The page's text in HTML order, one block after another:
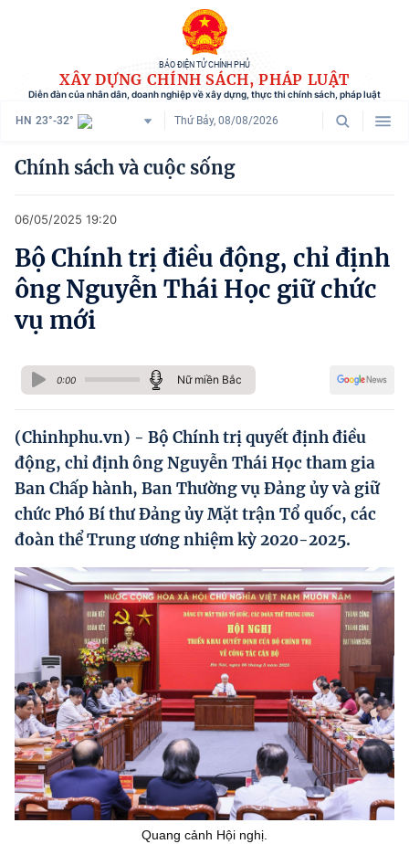
BÁO ĐIỆN TỬ CHÍNH PHỦ
XÂY DỰNG CHÍNH SÁCH, PHÁP LUẬT
Diễn đàn của nhân dân, doanh nghiệp về xây dựng, thực thi chính sách, pháp luật
HN 23°-32° Thứ Bảy, 08/08/2026
Danh mục
Tham vấn chính sách
Người dân góp ý
Chính sách và cuộc sống
Phát triển kinh tế tư nhân và doanh nghiệp dân tộc
Ocop và chuỗi giá trị Nông sản
Kinh tế tư nhân
Doanh nghiệp dân tộc
Video
Photo
Chính sách và cuộc sống
06/05/2025 19:20
Bộ Chính trị điều động, chỉ định
ông Nguyễn Thái Học giữ chức
vụ mới
0:00 Nữ miền Bắc
(Chinhphu.vn) - Bộ Chính trị quyết định điều
động, chỉ định ông Nguyễn Thái Học tham gia
Ban Chấp hành, Ban Thường vụ Đảng ủy và giữ
chức Phó Bí thư Đảng ủy Mặt trận Tổ quốc, các
đoàn thể Trung ương nhiệm kỳ 2020-2025.
Quang cảnh Hội nghị.